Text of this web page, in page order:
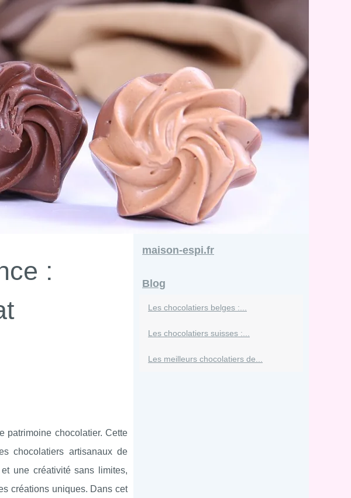
:
patrimoine chocolatier. Cette
chocolatiers artisanaux de
une créativité sans limites,
créations uniques. Dans cet
maison-espi.fr
Blog
Les chocolatiers belges :...
Les chocolatiers suisses :...
Les meilleurs chocolatiers de...